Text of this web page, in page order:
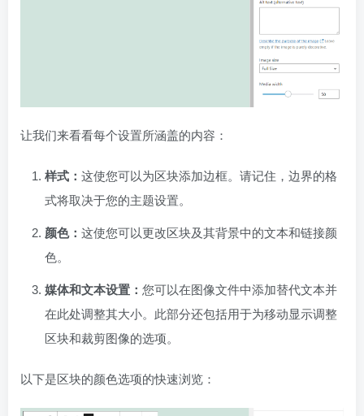
让我们来看看每个设置所涵盖的内容：
样式： 这使您可以为区块添加边框。请记住，边界的格
式将取决于您的主题设置。
颜色： 这使您可以更改区块及其背景中的文本和链接颜
色。
媒体和文本设置： 您可以在图像文件中添加替代文本并
在此处调整其大小。此部分还包括用于为移动显示调整
区块和裁剪图像的选项。
以下是区块的颜色选项的快速浏览：